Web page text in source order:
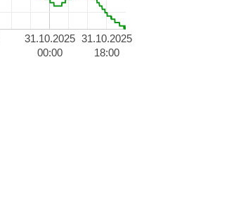
31.10.2025
00:00
31.10.2025
18:00